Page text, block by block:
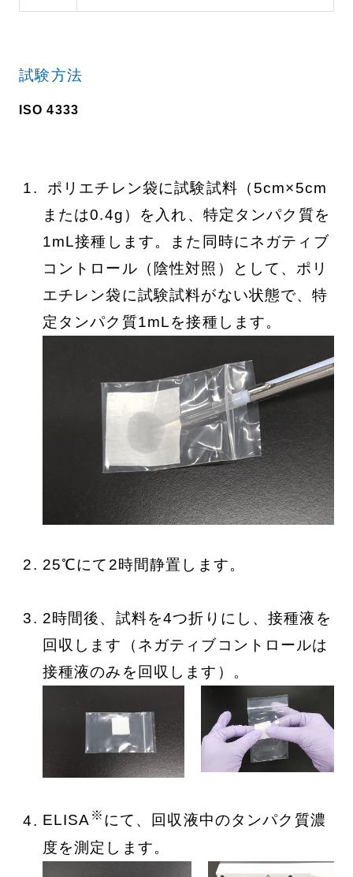
試験方法
ISO 4333
ポリエチレン袋に試験試料（5cm×5cm
または0.4g）を入れ、特定タンパク質を
1mL接種します。また同時にネガティブ
コントロール（陰性対照）として、ポリ
エチレン袋に試験試料がない状態で、特
定タンパク質1mLを接種します。
25℃にて2時間静置します。
2時間後、試料を4つ折りにし、接種液を
回収します（ネガティブコントロールは
接種液のみを回収します）。
ELISA ※ にて、回収液中のタンパク質濃
度を測定します。